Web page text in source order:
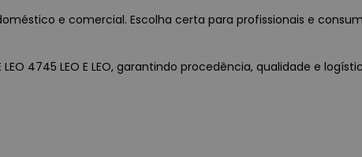
e comercial. Escolha certa para profissionais e
LEO 4745 LEO E LEO, garantindo procedência, qualidade e